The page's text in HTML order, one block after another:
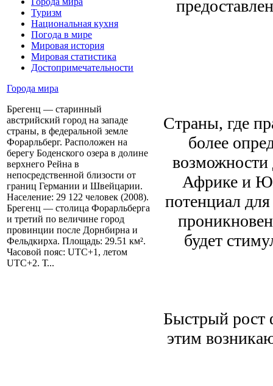
Туризм
Национальная кухня
Погода в мире
Мировая история
Мировая статистика
Достопримечательности
Города мира
Брегенц — старинный
австрийский город на западе
страны, в федеральной земле
Форарльберг. Расположен на
берегу Боденского озера в долине
верхнего Рейна в
непосредственной близости от
границ Германии и Швейцарии.
Население: 29 122 человек (2008).
Брегенц — столица Форарльберга
и третий по величине город
провинции после Дорнбирна и
Фельдкирха. Площадь: 29.51 км².
Часовой пояс: UTC+1, летом
UTC+2. Т...
Страны, где
более
Африке и
потенциал
будет
Быстрый рост
этим